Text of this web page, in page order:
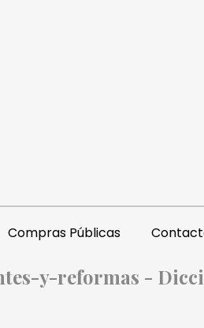
Compras Públicas
y-reformas -